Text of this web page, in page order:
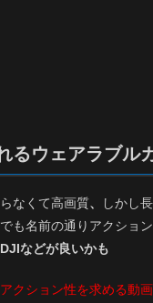
るウェアラブル
なくて高画質、
しかし
も名前の通りアクショ
などが良いかも
クション性を求める動